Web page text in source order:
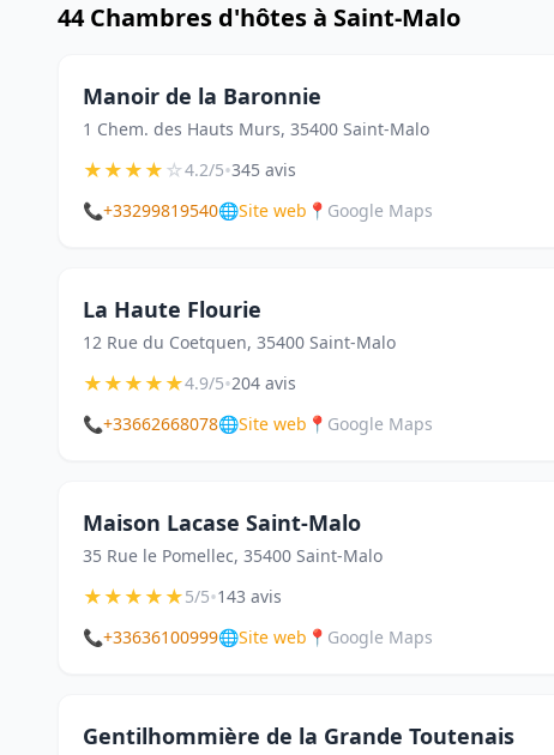
44 Chambres d'hôtes à Saint-Malo
Manoir de la Baronnie
1 Chem. des Hauts Murs, 35400 Saint-Malo
★★★★☆4.2/5•345 avis
📞+33299819540🌐Site web 📍 Google Maps
La Haute Flourie
12 Rue du Coetquen, 35400 Saint-Malo
★★★★★4.9/5•204 avis
📞+33662668078🌐Site web 📍 Google Maps
Maison Lacase Saint-Malo
35 Rue le Pomellec, 35400 Saint-Malo
★★★★★5/5•143 avis
📞+33636100999🌐Site web 📍 Google Maps
Gentilhommière de la Grande Toutenais